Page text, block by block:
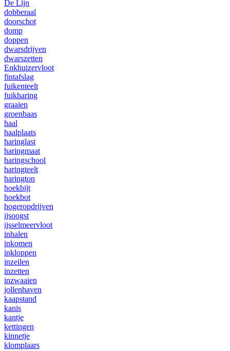
De Lijn
dobberaal
doorschot
domp
doppen
dwarsdrijven
dwarszetten
Enkhuizervloot
fintafslag
fuikenteelt
fuikharing
graaien
groenbaas
haal
haalplaats
haringlast
haringmaat
haringschool
haringteelt
harington
hoekbijt
hoekbot
hogeropdrijven
ijsoogst
ijsselmeervloot
inhalen
inkomen
inkloppen
inzeilen
inzetten
inzwaaien
jollenhaven
kaapstand
kanis
kantje
kettingen
kinnetje
klomplaars